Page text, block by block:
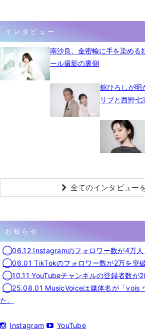
インタビュー
南沙良、金密輸に手を染め
ール撮影の裏側
舘ひろしが明
リブと西野
全てのインタビュー
お知らせ
◯06.12 Instagramのフォロワー数が4万人
◯06.01 TikTokのフォロワー数が2万を突破
◯10.11 YouTubeチャンネルの登録者数が
◯25.08.01 MusicVoiceは媒体名が「vois
た。
Instagram YouTube